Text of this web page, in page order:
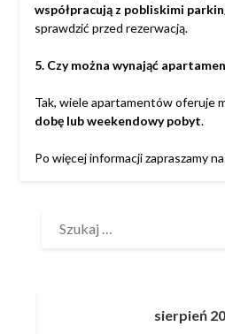
współpracują z pobliskimi
sprawdzić przed rezerwacją.
5. Czy można wynająć
Tak, wiele apartamentów oferuje
dobę lub weekendowy pobyt.
Po więcej informacji zapraszamy na
sierpień